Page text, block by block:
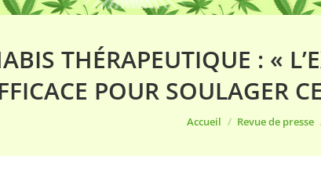
THÉRAPEUTIQUE : «
POUR SOULAGER
Accueil Revue de presse